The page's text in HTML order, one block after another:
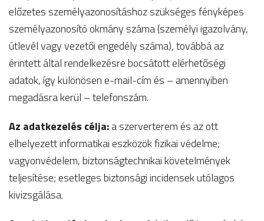
előzetes személyazonosításhoz szükséges fényképes
személyazonosító okmány száma (személyi igazolvány,
útlevél vagy vezetői engedély száma), továbbá az
érintett által rendelkezésre bocsátott elérhetőségi
adatok, így különösen e-mail-cím és – amennyiben
megadásra kerül – telefonszám.
Az adatkezelés célja:a szerverterem és az ott
elhelyezett informatikai eszközök fizikai védelme;
vagyonvédelem, biztonságtechnikai követelmények
teljesítése; esetleges biztonsági incidensek utólagos
kivizsgálása.